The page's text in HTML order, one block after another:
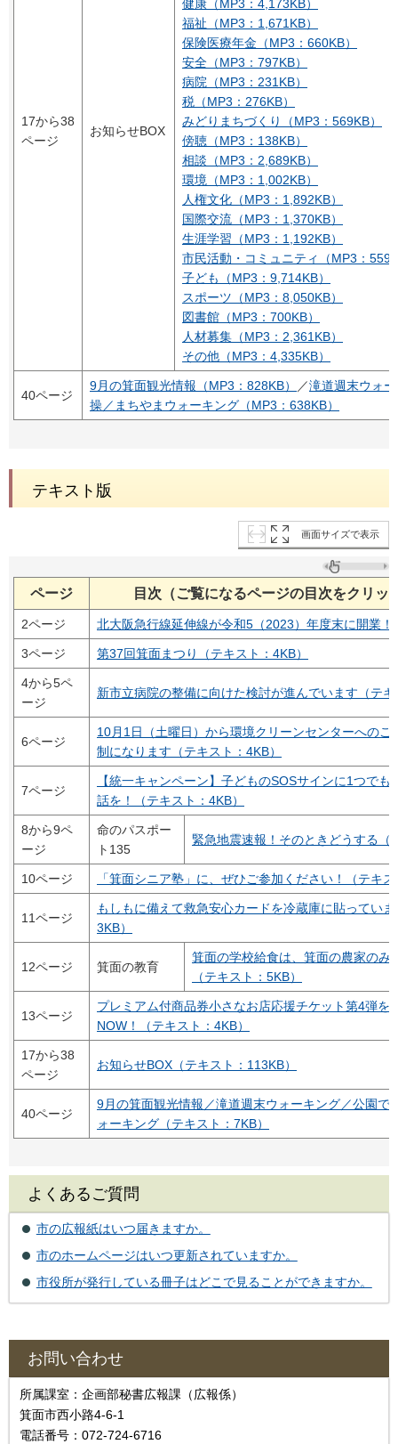
17から38
ページ
お知らせBOX
健康（MP3：4,173KB）
福祉（MP3：1,671KB）
保険医療年金（MP3：660KB）
安全（MP3：797KB）
病院（MP3：231KB）
税（MP3：276KB）
みどりまちづくり（MP3：569KB）
傍聴（MP3：138KB）
相談（MP3：2,689KB）
環境（MP3：1,002KB）
人権文化（MP3：1,892KB）
国際交流（MP3：1,370KB）
生涯学習（MP3：1,192KB）
市民活動・コミュニティ（MP3：
子ども（MP3：9,714KB）
スポーツ（MP3：8,050KB）
図書館（MP3：700KB）
人材募集（MP3：2,361KB）
その他（MP3：4,335KB）
40ページ
9月の箕面観光情報（MP3：828KB） ／滝道週末ウォ
操／まちやまウォーキング（MP3：638KB）
テキスト版
画面サイズで表示
ページ 目次（ご覧になるページの目次をクリッ
2ページ 北大阪急行線延伸線が令和5（2023）年度末に開業！
3ページ 第37回箕面まつり（テキスト：4KB）
4から5ペ
ージ
新市立病院の整備に向けた検討が進んでいます（テ
6ページ
10月1日（土曜日）から環境クリーンセンターへのご
制になります（テキスト：4KB）
7ページ
【統一キャンペーン】子どものSOSサインに1つで
話を！（テキスト：4KB）
8から9ペ
ージ
命のパスポー
ト135
緊急地震速報！そのときどうする（
10ページ 「箕面シニア塾」に、ぜひご参加ください！（テキ
11ページ
もしもに備えて救急安心カードを冷蔵庫に貼ってい
3KB）
12ページ 箕面の教育
箕面の学校給食は、箕面の農家のみ
（テキスト：5KB）
13ページ
プレミアム付商品券小さなお店応援チケット第4弾を
NOW！（テキスト：4KB）
17から38
ページ
お知らせBOX（テキスト：113KB）
40ページ
9月の箕面観光情報／滝道週末ウォーキング／公園で
ォーキング（テキスト：7KB）
よくあるご質問
市の広報紙はいつ届きますか。
市のホームページはいつ更新されていますか。
市役所が発行している冊子はどこで見ることができますか。
お問い合わせ
所属課室：企画部秘書広報課（広報係）
箕面市西小路4‐6‐1
電話番号：072-724-6716